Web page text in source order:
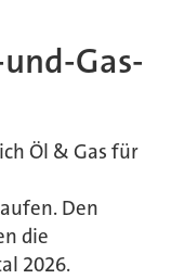
Gas-
Öl & Gas für
Den
die
2026.